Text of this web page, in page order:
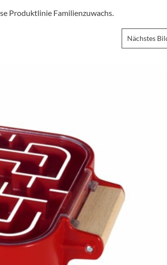
Produktlinie Familienzuwachs.
Nächstes